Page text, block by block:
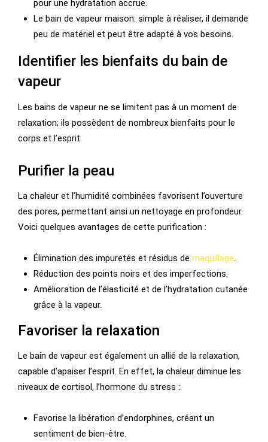
pour une hydratation accrue.
Le bain de vapeur maison: simple à réaliser, il demande
peu de matériel et peut être adapté à vos besoins.
Identifier les bienfaits du bain de
vapeur
Les bains de vapeur ne se limitent pas à un moment de
relaxation; ils possèdent de nombreux bienfaits pour le
corps et l’esprit.
Purifier la peau
La chaleur et l’humidité combinées favorisent l’ouverture
des pores, permettant ainsi un nettoyage en profondeur.
Voici quelques avantages de cette purification :
Élimination des impuretés et résidus de maquillage.
Réduction des points noirs et des imperfections.
Amélioration de l’élasticité et de l’hydratation cutanée
grâce à la vapeur.
Favoriser la relaxation
Le bain de vapeur est également un allié de la relaxation,
capable d’apaiser l’esprit. En effet, la chaleur diminue les
niveaux de cortisol, l’hormone du stress :
Favorise la libération d’endorphines, créant un
sentiment de bien-être.